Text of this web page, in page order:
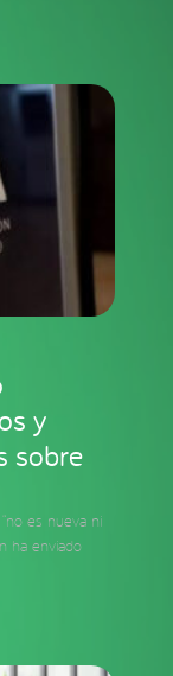
y
sobre
es nueva ni
ha enviado